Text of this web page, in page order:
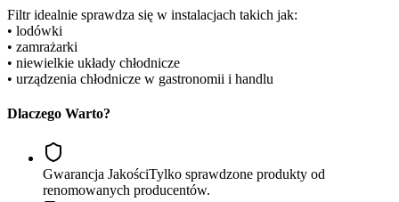
Filtr idealnie sprawdza się w instalacjach takich jak:
• lodówki
• zamrażarki
• niewielkie układy chłodnicze
• urządzenia chłodnicze w gastronomii i handlu
Dlaczego Warto?
Gwarancja JakościTylko sprawdzone produkty od
renomowanych producentów.